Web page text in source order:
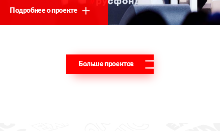
Подробнее о проекте
Больше проектов